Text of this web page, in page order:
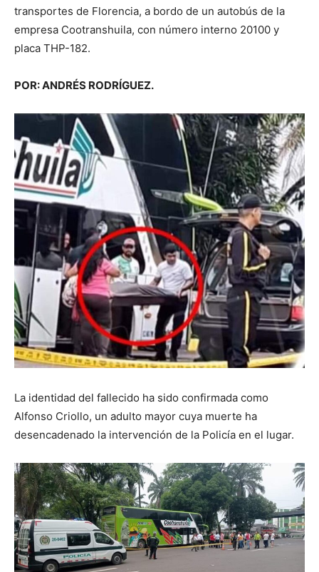
transportes de Florencia, a bordo de un autobús de la
empresa Cootranshuila, con número interno 20100 y
placa THP-182.
POR: ANDRÉS RODRÍGUEZ.
La identidad del fallecido ha sido confirmada como
Alfonso Criollo, un adulto mayor cuya muerte ha
desencadenado la intervención de la Policía en el lugar.